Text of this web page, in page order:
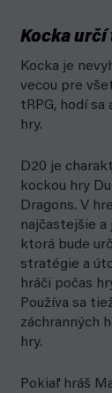
Kocka určí
Kocka je
vecou pre
tRPG, hodí sa
hry.
D20 je
kockou hry
Dragons. V
najčastejšie a
ktorá bude
stratégie a
hráči počas
Používa sa
záchranných
hry.
Pokiaľ hráš